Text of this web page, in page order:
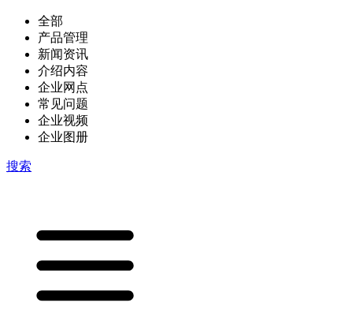
全部
产品管理
新闻资讯
介绍内容
企业网点
常见问题
企业视频
企业图册
搜索